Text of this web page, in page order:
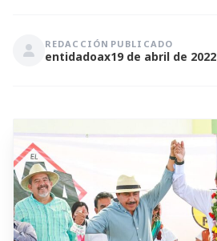
REDACCIÓN
entidadoax
PUBLICADO
19 de abril de 2022